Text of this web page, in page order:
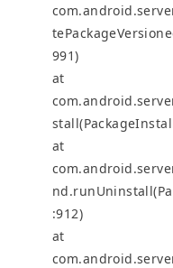
991)
at
at
:912)
at